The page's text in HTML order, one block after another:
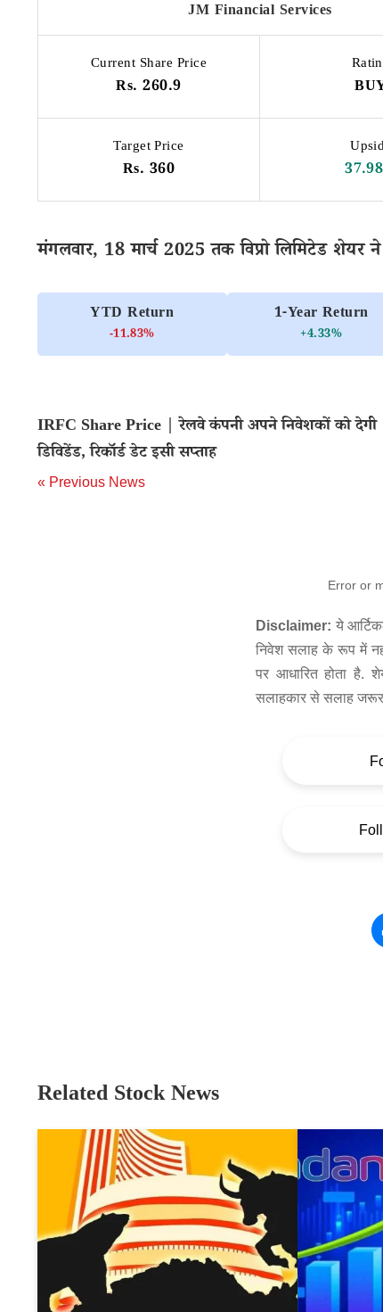
JM Financial Services
Current Share Price
Rs. 260.9
Target Price
Rs. 360
मंगलवार, 18 मार्च 2025 तक विप्रो लिमिटेड शेयर ने
YTD Return
-11.83%
1-Year Return
+4.33%
IRFC Share Price | रेलवे कंपनी अपने निवेशकों को देगी
डिविडेंड, रिकॉर्ड डेट इसी सप्ताह
« Previous News
Error or
Disclaimer: ये
निवेश सलाह के रूप में
पर आधारित होता है.
सलाहकार से सलाह
Related Stock News